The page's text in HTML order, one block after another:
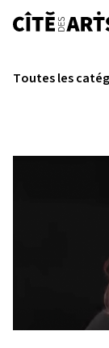
Toutes les